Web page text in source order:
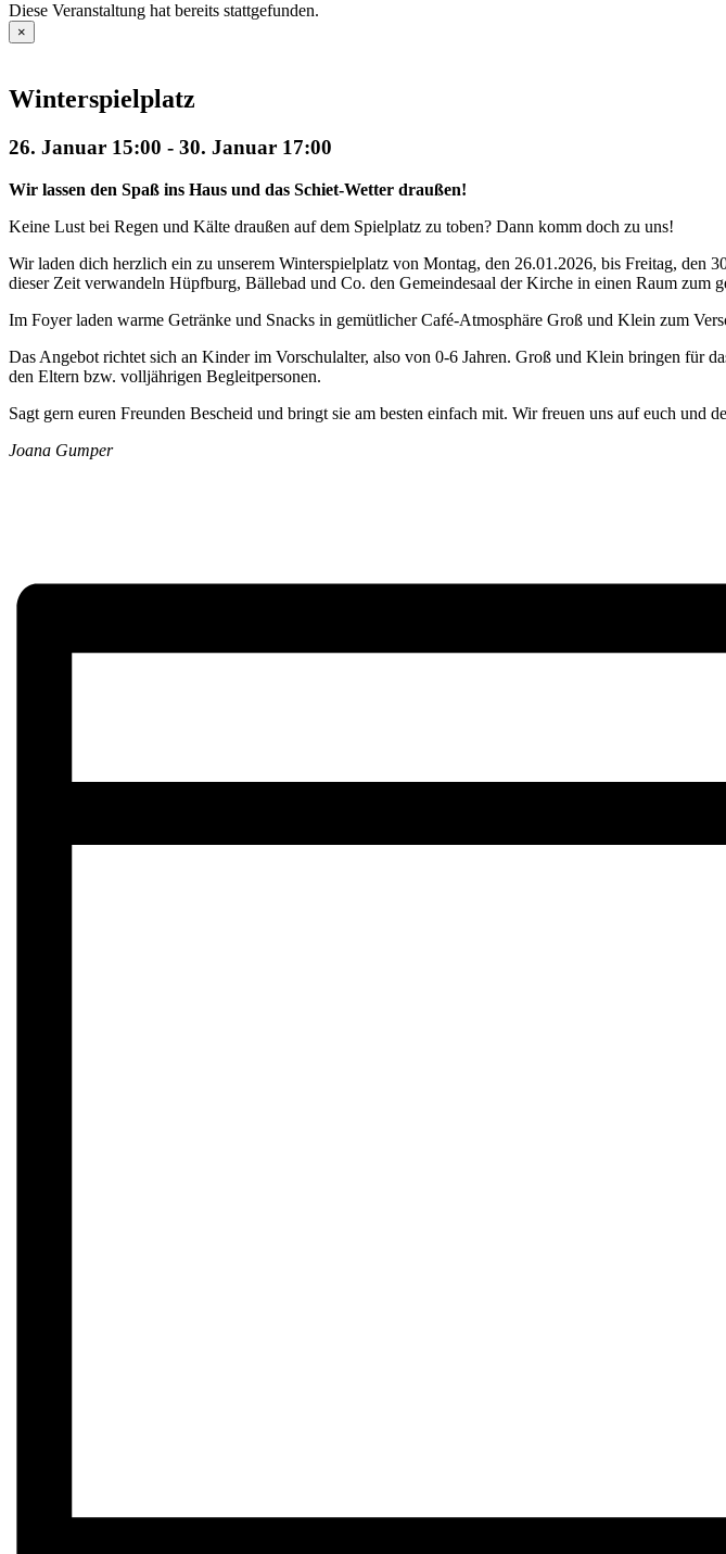
Diese Veranstaltung hat bereits stattgefunden.
×
Winterspielplatz
26. Januar 15:00 - 30. Januar 17:00
Wir lassen den Spaß ins Haus und das Schiet-Wetter draußen!
Keine Lust bei Regen und Kälte draußen auf dem Spielplatz zu toben? Dann komm doch zu uns!
Wir laden dich herzlich ein zu unserem Winterspielplatz von Montag, den 26.01.2026, bis Freitag,
dieser Zeit verwandeln Hüpfburg, Bällebad und Co. den Gemeindesaal der Kirche in einen Raum zum
Im Foyer laden warme Getränke und Snacks in gemütlicher Café-Atmosphäre Groß und Klein zum
Das Angebot richtet sich an Kinder im Vorschulalter, also von 0-6 Jahren. Groß und Klein bringen für
den Eltern bzw. volljährigen Begleitpersonen.
Sagt gern euren Freunden Bescheid und bringt sie am besten einfach mit. Wir freuen uns auf euch und
Joana Gumper